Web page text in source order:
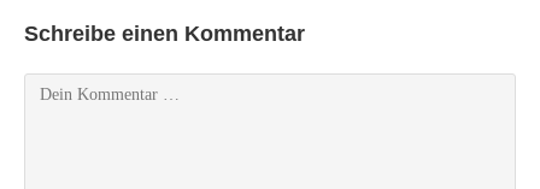
Schreibe einen Kommentar